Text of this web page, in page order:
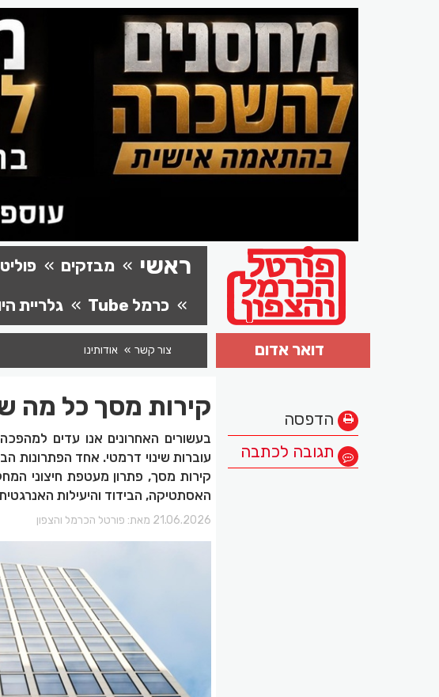
ראשי מבזקים
כרמל Tube
גלריית
צור קשר אודותינו דואר אדום
הדפסה
תגובה לכתבה
קירות מסך כל מה
בעשורים האחרונים אנו עדים
עוברות שינוי דרמטי. אחד הפתרונות
קירות מסך, פתרון מעטפת חיצוני
האסתטיקה, הבידוד והיעילות
21.06.2026 מאת: פורטל הכרמל והצפון